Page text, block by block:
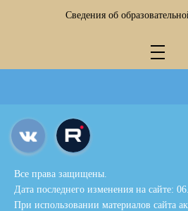
Сведения об
Все права защищены.
Дата последнего изменения на сайте:
При использовании материалов сайта